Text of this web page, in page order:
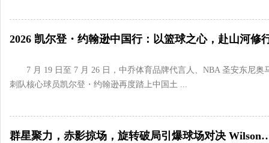
2026 凯尔登・约翰逊中国行：以篮球之心，赴山河修
7 月 19 日至 7 月 26 日，中乔体育品牌代言人、NBA 圣安东尼奥
刺队核心球员凯尔登・约翰逊再度踏上中国土 ...
群星聚力，赤影掠场，旋转破局引爆球场对决